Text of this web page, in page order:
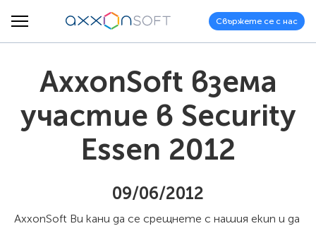
Свържете се с нас
AxxonSoft взема
участие в Security
Essen 2012
09/06/2012
AxxonSoft Ви кани да се срещнете с нашия екип и да